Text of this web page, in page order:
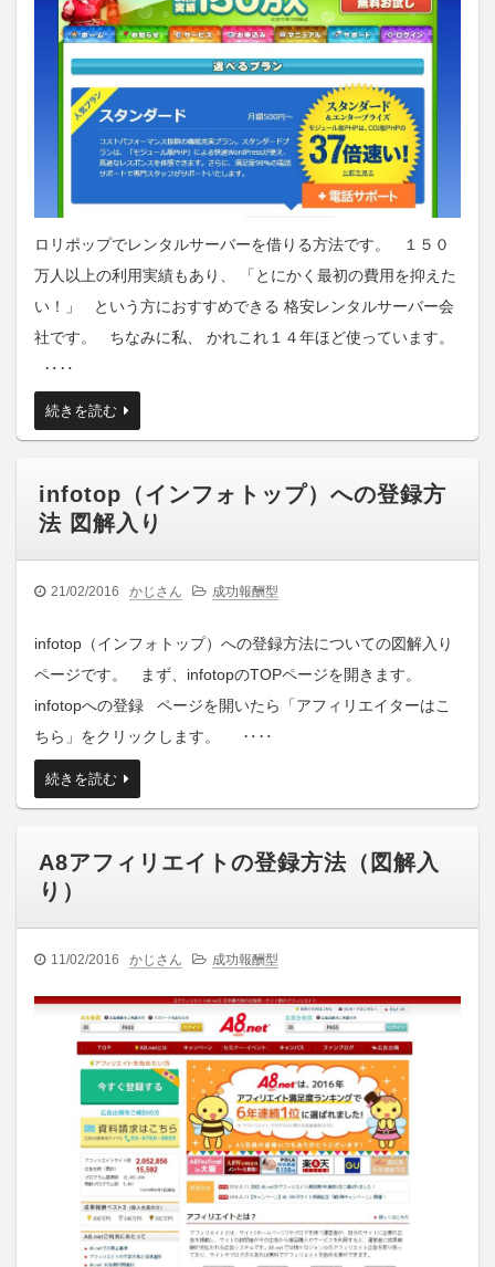
ロリポップでレンタルサーバーを借りる方法です。 １５０
万人以上の利用実績もあり、 「とにかく最初の費用を抑えた
い！」 という方におすすめできる 格安レンタルサーバー会
社です。 ちなみに私、 かれこれ１４年ほど使っています。
‥‥
続きを読む
infotop（インフォトップ）への登録方
法 図解入り
21/02/2016 かじさん 成功報酬型
infotop（インフォトップ）への登録方法についての図解入り
ページです。 まず、infotopのTOPページを開きます。
infotopへの登録 ページを開いたら「アフィリエイターはこ
ちら」をクリックします。 ‥‥
続きを読む
A8アフィリエイトの登録方法（図解入
り）
11/02/2016 かじさん 成功報酬型